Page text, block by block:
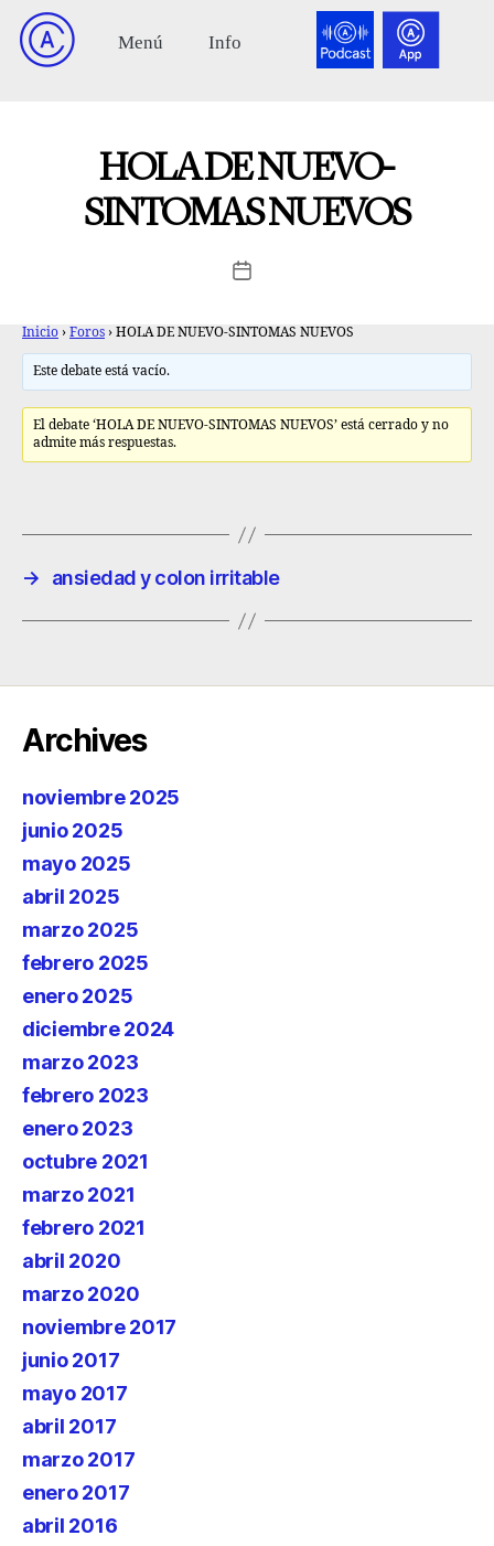
HOLA DE NUEVO-
SINTOMAS NUEVOS
Inicio › Foros › HOLA DE NUEVO-SINTOMAS NUEVOS
Este debate está vacío.
El debate ‘HOLA DE NUEVO-SINTOMAS NUEVOS’ está cerrado y no
admite más respuestas.
→ ansiedad y colon irritable
Archives
noviembre 2025
junio 2025
mayo 2025
abril 2025
marzo 2025
febrero 2025
enero 2025
diciembre 2024
marzo 2023
febrero 2023
enero 2023
octubre 2021
marzo 2021
febrero 2021
abril 2020
marzo 2020
noviembre 2017
junio 2017
mayo 2017
abril 2017
marzo 2017
enero 2017
abril 2016